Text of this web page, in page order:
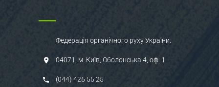
Федерація органічного руху України.
04071, м. Київ, Оболонська 4, оф. 1
(044) 425 55 25